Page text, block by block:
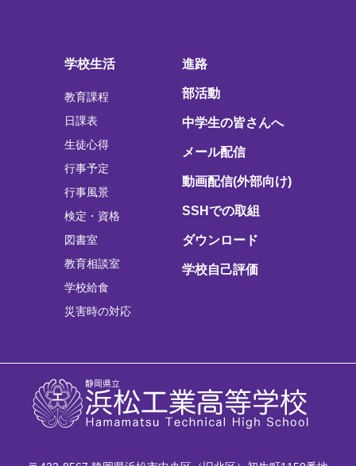
学校生活
教育課程
日課表
生徒心得
行事予定
行事風景
検定・資格
図書室
教育相談室
学校給食
災害時の対応
進路
部活動
中学生の皆さんへ
メール配信
動画配信(外部向け)
SSHでの取組
ダウンロード
学校自己評価